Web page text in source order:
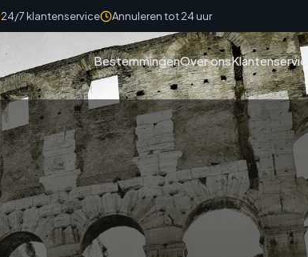
24/7 klantenservice Annuleren tot 24 uur
BestemmingenOver onsKlantenservice